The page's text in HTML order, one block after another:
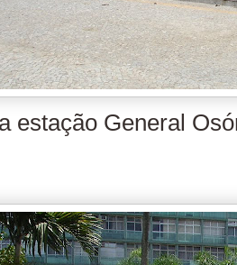
estação General